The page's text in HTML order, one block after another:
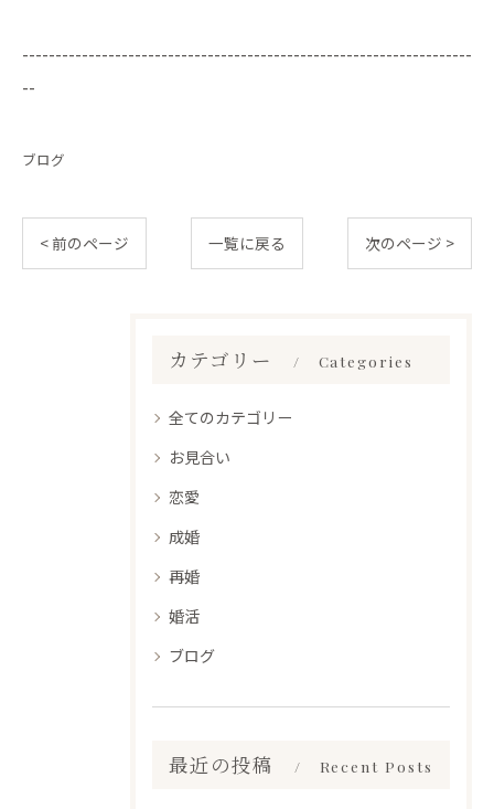
--------------------------------------------------------------------
--
ブログ
< 前のページ 一覧に戻る 次のページ >
カテゴリー Categories
全てのカテゴリー
お見合い
恋愛
成婚
再婚
婚活
ブログ
最近の投稿 Recent Posts